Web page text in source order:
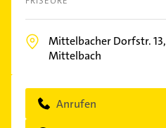
Mittelbacher Dorfstr. 13,
Mittelbach
Anrufen